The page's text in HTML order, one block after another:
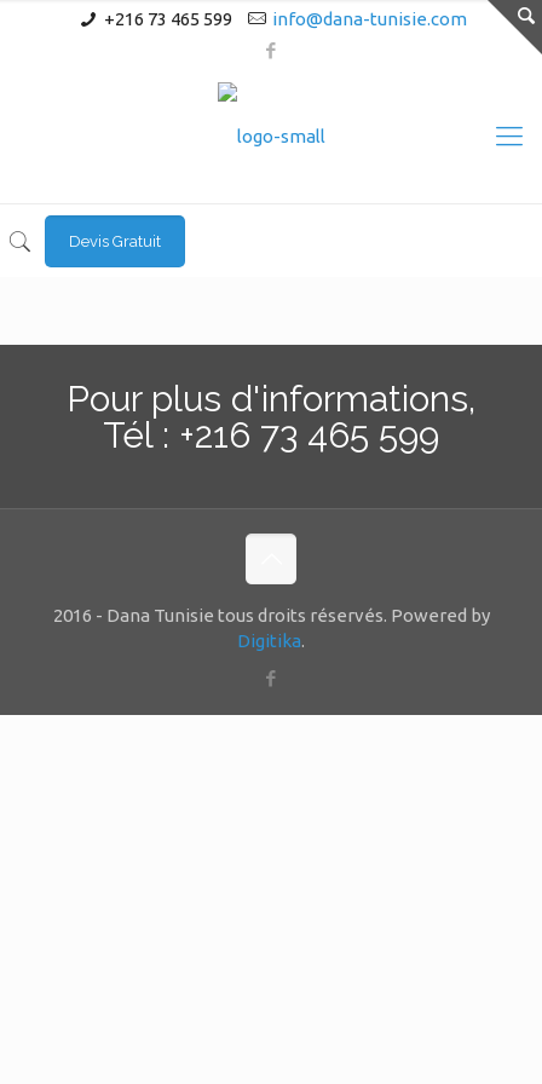
+216 73 465 599 info@dana-tunisie.com
Devis Gratuit
Pour plus d'informations,
Tél : +216 73 465 599
2016 - Dana Tunisie tous droits réservés. Powered by
Digitika.